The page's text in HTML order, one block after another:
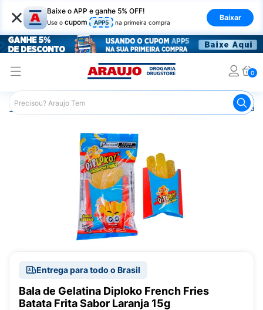
× Baixe o APP e ganhe 5% OFF!
Use o cupom APP5 na primeira compra
Baixar
0
Araujo Mercado
Entrega para todo o Brasil
Bala de Gelatina Diploko French Fries
Batata Frita Sabor Laranja 15g